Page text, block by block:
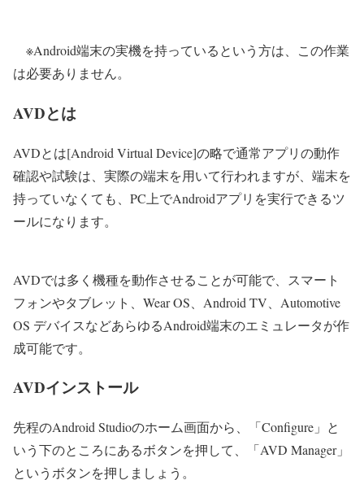
※Android端末の実機を持っているという方は、この作業
は必要ありません。
AVDとは
AVDとは[Android Virtual Device]の略で通常アプリの動作
確認や試験は、実際の端末を用いて行われますが、端末を
持っていなくても、 PC上でAndroidアプリを実行できるツ
ールになります。
AVDでは多く機種を動作させることが可能で、スマート
フォンやタブレット、Wear OS、Android TV、Automotive
OS デバイスなどあらゆるAndroid端末のエミュレータが作
成可能です。
AVDインストール
先程のAndroid Studioのホーム画面から、「Configure」と
いう下のところにあるボタンを押して、
「AVD Manager」
というボタンを押しましょう 。